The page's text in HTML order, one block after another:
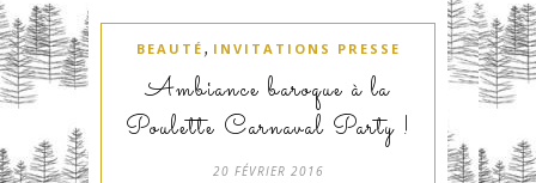
BEAUTÉ , INVITATIONS PRESSE
Ambiance baroque à la
Poulette Carnaval Party !
20 FÉVRIER 2016